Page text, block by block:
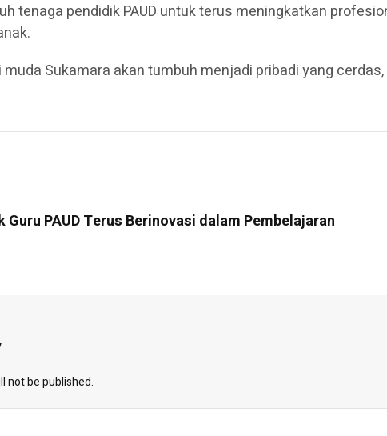
tenaga pendidik PAUD untuk terus meningkatkan
muda Sukamara akan tumbuh menjadi pribadi yang
Guru PAUD Terus Berinovasi dalam Pembelajaran
not be published.